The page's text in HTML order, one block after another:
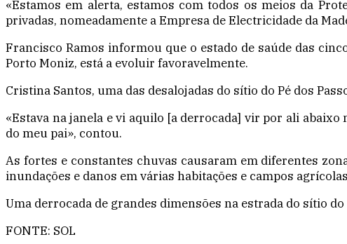
«Estamos em alerta, estamos com todos os meios da
privadas, nomeadamente a Empresa de Electricidade da
Francisco Ramos informou que o estado de saúde das
Porto Moniz, está a evoluir favoravelmente.
Cristina Santos, uma das desalojadas do sítio do Pé dos
«Estava na janela e vi aquilo [a derrocada] vir por ali
do meu pai», contou.
As fortes e constantes chuvas causaram em diferentes
inundações e danos em várias habitações e campos
Uma derrocada de grandes dimensões na estrada do sítio
FONTE: SOL